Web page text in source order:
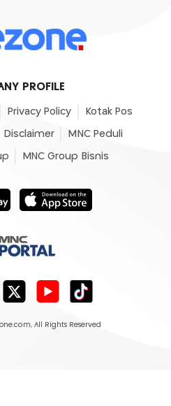
PROFILE
Privacy Policy Kotak Pos
Disclaimer MNC Peduli
MNC Group Bisnis
, All Rights Reserved